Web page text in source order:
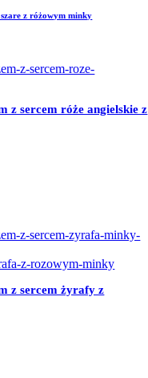
szare z różowym minky
z sercem róże angielskie z
z sercem żyrafy z